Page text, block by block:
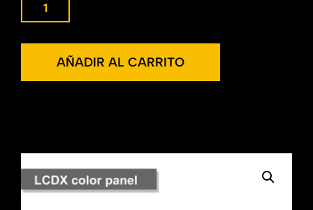
AÑADIR AL CARRITO